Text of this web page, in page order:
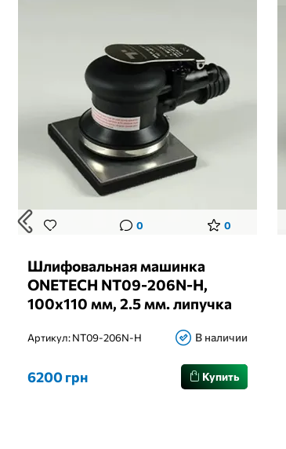
0 0
Шлифовальная машинка
ONETECH NT09-206N-H,
100x110 мм, 2.5 мм. липучка
Артикул:NT09-206N-H В наличии
6200 грн Купить